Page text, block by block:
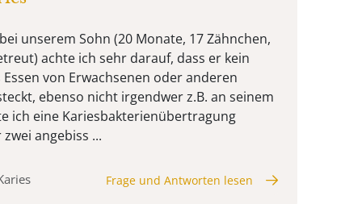
unserem Sohn (20 Monate, 17 Zähnchen,
achte ich sehr darauf, dass er kein
Essen von Erwachsenen oder anderen
ebenso nicht irgendwer z.B. an seinem
ich eine Kariesbakterienübertragung
angebiss ...
Frage und Antworten lesen